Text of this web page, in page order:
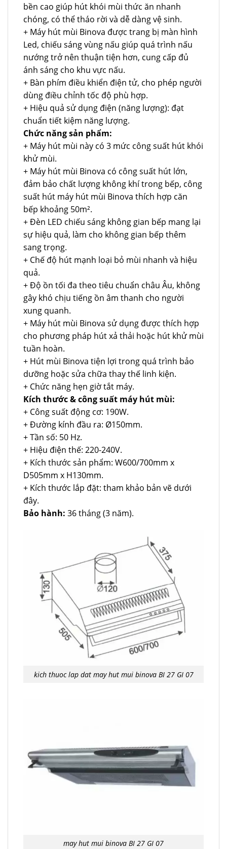
bền cao giúp hút khói mùi thức ăn nhanh
chóng, có thể tháo rời và dễ dàng vệ sinh.
+ Máy hút mùi Binova được trang bị màn hình
Led, chiếu sáng vùng nấu giúp quá trình nấu
nướng trở nên thuận tiện hơn, cung cấp đủ
ánh sáng cho khu vực nấu.
+ Bàn phím điều khiển điện tử, cho phép người
dùng điều chỉnh tốc độ phù hợp.
+ Hiệu quả sử dụng điện (năng lượng): đạt
chuẩn tiết kiệm năng lượng.
Chức năng sản phẩm:
+ Máy hút mùi này có 3 mức công suất hút khói
khử mùi.
+ Máy hút mùi Binova có công suất hút lớn,
đảm bảo chất lượng không khí trong bếp, công
suất hút máy hút mùi Binova thích hợp căn
bếp khoảng 50m².
+ Đèn LED chiếu sáng không gian bếp mang lại
sự hiệu quả, làm cho không gian bếp thêm
sang trọng.
+ Chế độ hút mạnh loại bỏ mùi nhanh và hiệu
quả.
+ Độ ồn tối đa theo tiêu chuẩn châu Âu, không
gây khó chịu tiếng ồn âm thanh cho người
xung quanh.
+ Máy hút mùi Binova sử dụng được thích hợp
cho phương pháp hút xả thải hoặc hút khử mùi
tuần hoàn.
+ Hút mùi Binova tiện lợi trong quá trình bảo
dưỡng hoặc sửa chữa thay thế linh kiện.
+ Chức năng hẹn giờ tắt máy.
Kích thước & công suất máy hút mùi:
+ Công suất động cơ: 190W.
+ Đường kính đầu ra: Ø150mm.
+ Tần số: 50 Hz.
+ Hiệu điện thế: 220-240V.
+ Kích thước sản phẩm: W600/700mm x
D505mm x H130mm.
+ Kích thước lắp đặt: tham khảo bản vẽ dưới
đây.
Bảo hành: 36 tháng (3 năm).
kich thuoc lap dat may hut mui binova BI 27 GI 07
may hut mui binova BI 27 GI 07